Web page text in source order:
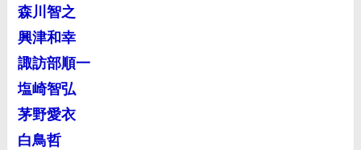
森川智之
興津和幸
諏訪部順一
塩崎智弘
茅野愛衣
白鳥哲